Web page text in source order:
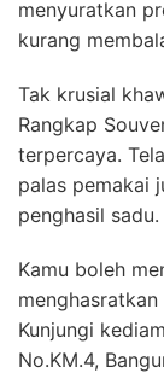
menyuratkan
kurang
Tak krusial
Rangkap
terpercaya.
palas pemakai
penghasil sadu.
Kamu boleh
Kunjungi
No.KM.4,